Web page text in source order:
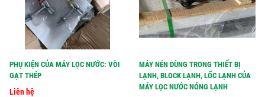
PHỤ KIỆN CỦA MÁY LỌC NƯỚC: VÒI
GẠT THÉP
Liên hệ
MÁY NÉN DÙNG TRONG THIẾT BỊ
LẠNH, BLOCK LẠNH, LỐC LẠNH CỦA
MÁY LỌC NƯỚC NÓNG LẠNH